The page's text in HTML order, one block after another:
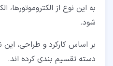
به این نوع از
شود.
بر اساس کارکرد و طراحی، این
دسته تقسیم بندی کرده اند.